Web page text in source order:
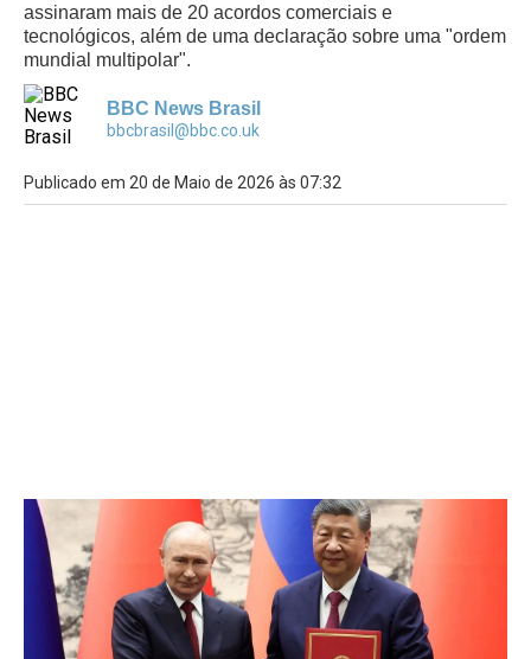
assinaram mais de 20 acordos comerciais e
tecnológicos, além de uma declaração sobre uma "ordem
mundial multipolar".
BBC News Brasil
bbcbrasil@bbc.co.uk
Publicado em 20 de Maio de 2026 às 07:32